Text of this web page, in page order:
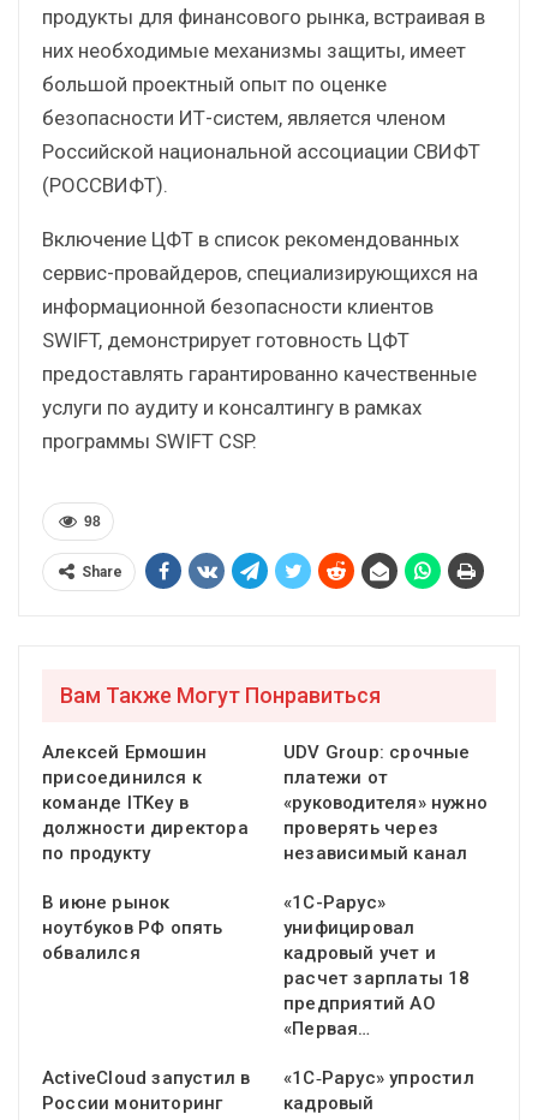
продукты для финансового рынка, встраивая в
них необходимые механизмы защиты, имеет
большой проектный опыт по оценке
безопасности ИТ-систем, является членом
Российской национальной ассоциации СВИФТ
(РОССВИФТ).
Включение ЦФТ в список рекомендованных
сервис-провайдеров, специализирующихся на
информационной безопасности клиентов
SWIFT, демонстрирует готовность ЦФТ
предоставлять гарантированно качественные
услуги по аудиту и консалтингу в рамках
программы SWIFT CSP.
98
Share
Вам Также Могут Понравиться
Алексей Ермошин
присоединился к
команде ITKey в
должности директора
по продукту
UDV Group: срочные
платежи от
«руководителя» нужно
проверять через
независимый канал
В июне рынок
ноутбуков РФ опять
обвалился
«1С-Рарус»
унифицировал
кадровый учет и
расчет зарплаты 18
предприятий АО
«Первая…
ActiveCloud запустил в
России мониторинг
«1С‑Рарус» упростил
кадровый